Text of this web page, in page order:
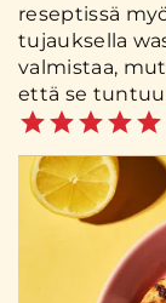
reseptissä
tujauksella
valmistaa,
että se